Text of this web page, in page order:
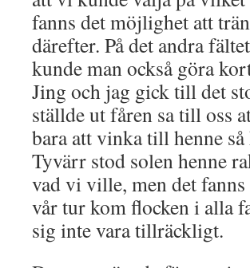
fanns det möjlighet att
därefter. På det andra
kunde man också göra
Jing och jag gick till det
ställde ut fåren sa till oss
bara att vinka till henne
Tyvärr stod solen henne
vad vi ville, men det fanns
vår tur kom flocken i alla
sig inte vara tillräckligt.